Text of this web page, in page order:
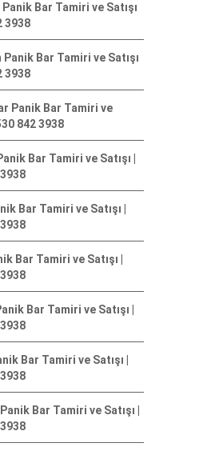
Bar Tamiri ve Satışı
3938
Bar Tamiri ve Satışı
3938
Panik Bar Tamiri ve
842 3938
Bar Tamiri ve Satışı |
Bar Tamiri ve Satışı |
Bar Tamiri ve Satışı |
Bar Tamiri ve Satışı |
Bar Tamiri ve Satışı |
Bar Tamiri ve Satışı |